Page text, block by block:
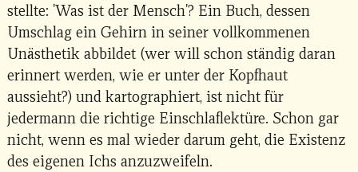
stellte: 'Was ist der Mensch'? Ein Buch, dessen
Umschlag ein Gehirn in seiner vollkommenen
Unästhetik abbildet (wer will schon ständig daran
erinnert werden, wie er unter der Kopfhaut
aussieht?) und kartographiert, ist nicht für
jedermann die richtige Einschlaflektüre. Schon gar
nicht, wenn es mal wieder darum geht, die Existenz
des eigenen Ichs anzuzweifeln.